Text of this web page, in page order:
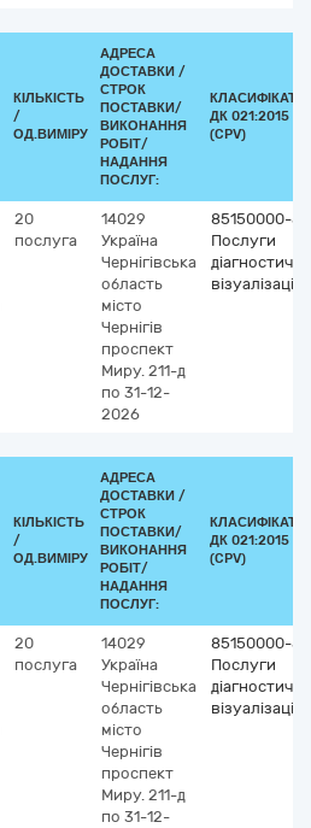
КІЛЬКІСТЬ
/
ОД.ВИМІРУ
АДРЕСА
ДОСТАВКИ /
СТРОК
ПОСТАВКИ/
ВИКОНАННЯ
РОБІТ/
НАДАННЯ
ПОСЛУГ:
ДК 021:2015
(CPV)
20
послуга
14029
Україна
Чернігівська
область
місто
Чернігів
проспект
Миру. 211-д
по 31-12-
2026
85150000-5
Послуги
візуалізації
КІЛЬКІСТЬ
/
ОД.ВИМІРУ
АДРЕСА
ДОСТАВКИ /
СТРОК
ПОСТАВКИ/
ВИКОНАННЯ
РОБІТ/
НАДАННЯ
ПОСЛУГ:
ДК 021:2015
(CPV)
20
послуга
14029
Україна
Чернігівська
область
місто
Чернігів
проспект
Миру. 211-д
по 31-12-
85150000-5
Послуги
візуалізації